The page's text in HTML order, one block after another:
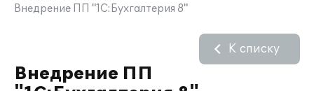
Внедрение ПП "1С:Бухгалтерия 8"
Внедрение ПП
К списку